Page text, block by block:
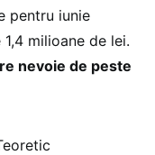
pentru iunie
milioane de lei.
nevoie de peste